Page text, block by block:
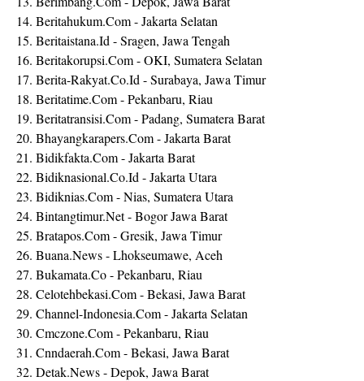
14. Beritahukum.Com - Jakarta Selatan
15. Beritaistana.Id - Sragen, Jawa Tengah
16. Beritakorupsi.Com - OKI, Sumatera Selatan
17. Berita-Rakyat.Co.Id - Surabaya, Jawa Timur
18. Beritatime.Com - Pekanbaru, Riau
19. Beritatransisi.Com - Padang, Sumatera Barat
20. Bhayangkarapers.Com - Jakarta Barat
21. Bidikfakta.Com - Jakarta Barat
22. Bidiknasional.Co.Id - Jakarta Utara
23. Bidiknias.Com - Nias, Sumatera Utara
24. Bintangtimur.Net - Bogor Jawa Barat
25. Bratapos.Com - Gresik, Jawa Timur
26. Buana.News - Lhokseumawe, Aceh
27. Bukamata.Co - Pekanbaru, Riau
28. Celotehbekasi.Com - Bekasi, Jawa Barat
29. Channel-Indonesia.Com - Jakarta Selatan
30. Cmczone.Com - Pekanbaru, Riau
31. Cnndaerah.Com - Bekasi, Jawa Barat
32. Detak.News - Depok, Jawa Barat